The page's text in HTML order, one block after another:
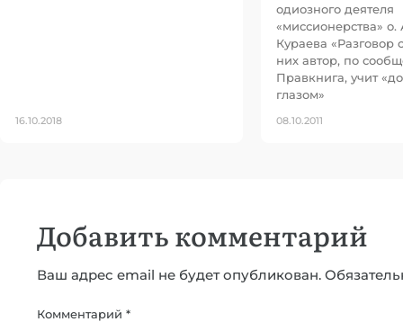
16.10.2018
одиозного деятеля
«миссионерства» о.
Кураева «Разговор
них автор, по
Правкнига, учит
глазом»
08.10.2011
Добавить комментарий
Ваш адрес email не будет опубликован.
Комментарий *